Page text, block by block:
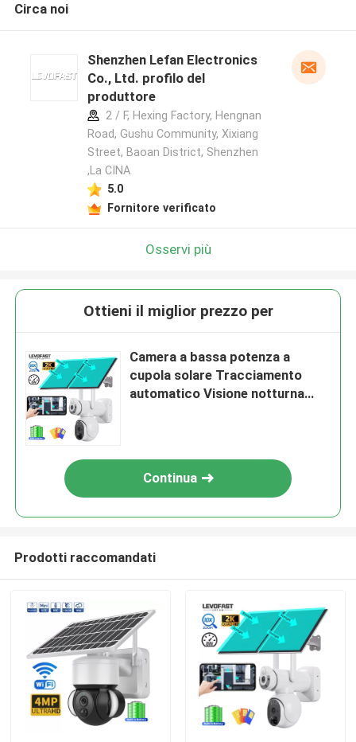
Casa.
Circa noi
Shenzhen Lefan Electronics
Co., Ltd. profilo del
produttore
2 / F, Hexing Factory, Hengnan
Road, Gushu Community, Xixiang
Street, Baoan District, Shenzhen
,La CINA
5.0
Fornitore verificato
Osservi più
Ottieni il miglior prezzo per
Camera a bassa potenza a
cupola solare Tracciamento
automatico Visione notturna
Continua
Prodotti raccomandati